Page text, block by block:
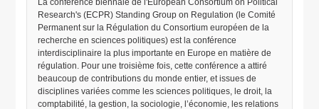
La conférence biennale de l'European Consortium on Political
Research's (ECPR) Standing Group on Regulation (le Comité
Permanent sur la Régulation du Consortium européen de la
recherche en sciences politiques) est la conférence
interdisciplinaire la plus importante en Europe en matière de
régulation. Pour une troisième fois, cette conférence a attiré
beaucoup de contributions du monde entier, et issues de
disciplines variées comme les sciences politiques, le droit, la
comptabilité, la gestion, la sociologie, l’économie, les relations